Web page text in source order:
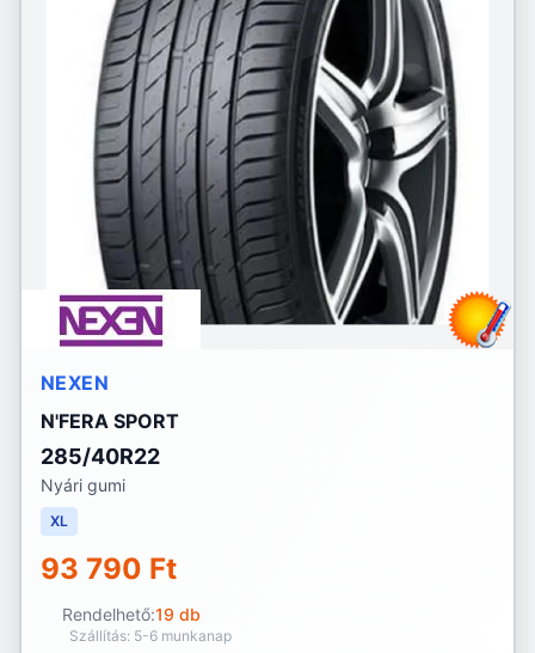
NEXEN
N'FERA SPORT
285/40R22
Nyári gumi
XL
93 790 Ft
Rendelhető:19 db
Szállítás: 5-6 munkanap